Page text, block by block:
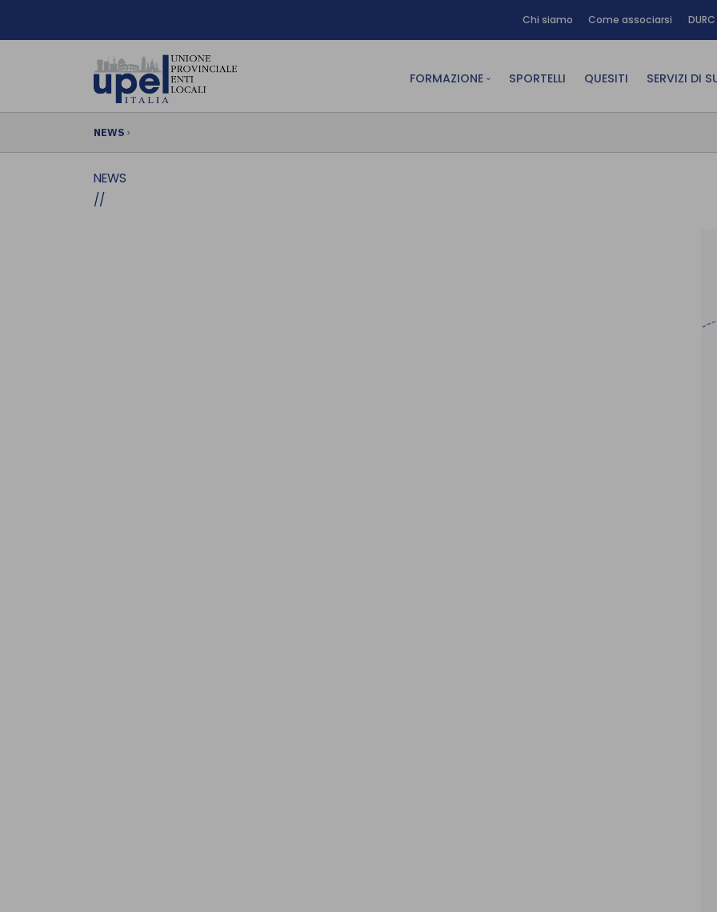
Chi siamo Come associarsi
FORMAZIONE
FAD asincrona (e-learning)
SPORTELLI QUESITI SERVIZI DI
Area
NEWS ›
NEWS
//